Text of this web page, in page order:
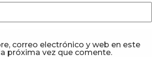
correo electrónico y web en este
próxima vez que comente.